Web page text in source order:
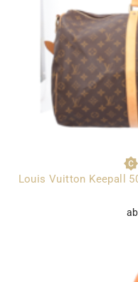
Louis Vuitton Keepall